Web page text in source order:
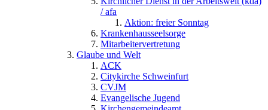
/ afa
Aktion: freier Sonntag
Krankenhausseelsorge
Mitarbeitervertretung
Glaube und Welt
ACK
Citykirche Schweinfurt
CVJM
Evangelische Jugend